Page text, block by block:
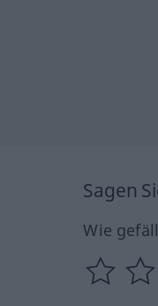
Sagen
Wie